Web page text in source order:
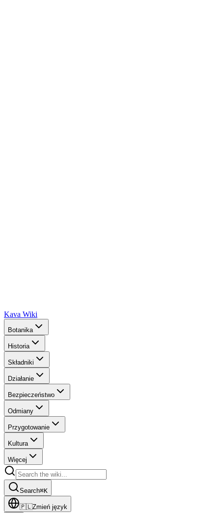
Kava Wiki
Botanika
Historia
Składniki
Działanie
Bezpieczeństwo
Odmiany
Przygotowanie
Kultura
Więcej
Search⌘K
🇵🇱Zmień język